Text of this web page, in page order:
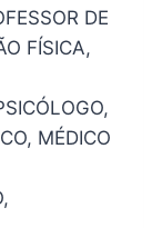
DE
FÍSICA,
MÉDICO